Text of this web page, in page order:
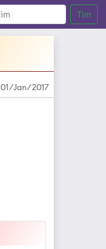
Tìm
01/Jan/2017